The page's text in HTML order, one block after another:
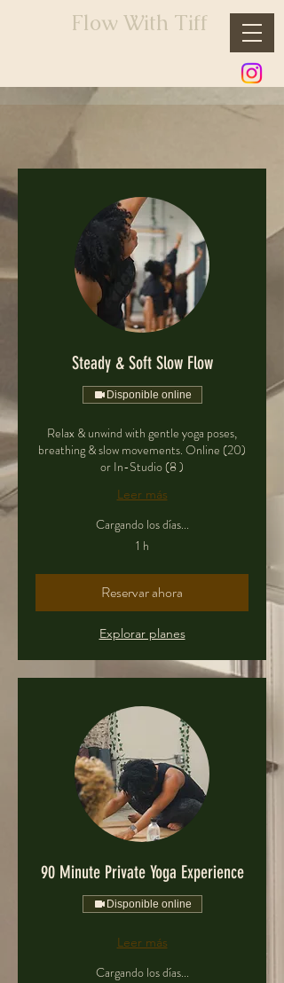
Flow With Tiff
Steady & Soft Slow Flow
Disponible online
Relax & unwind with gentle yoga poses,
breathing & slow movements. Online (20)
or In-Studio (8 )
Leer más
Cargando los días...
1 h
Reservar ahora
Explorar planes
90 Minute Private Yoga Experience
Disponible online
Leer más
Cargando los días...